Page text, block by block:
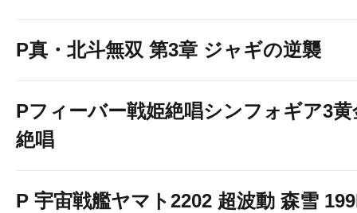
P真・北斗無双 第3章 ジャギの逆襲
Pフィーバー戦姫絶唱シンフォギア3黄
絶唱
P 宇宙戦艦ヤマト2202 超波動 森雪